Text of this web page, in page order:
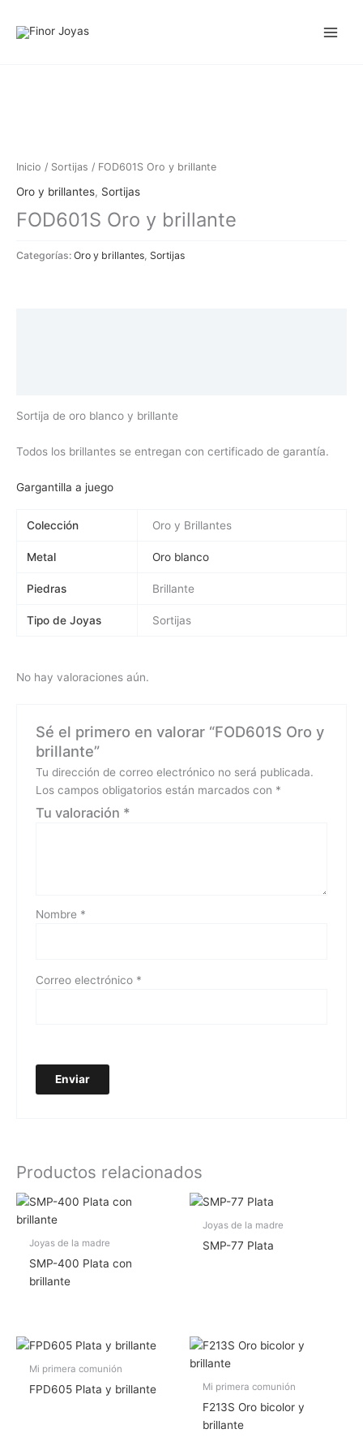
Inicio / Sortijas / FOD601S Oro y brillante
Oro y brillantes, Sortijas
FOD601S Oro y brillante
Categorías: Oro y brillantes Sortijas
Sortija de oro blanco y brillante
Todos los brillantes se entregan con certificado de garantía.
Gargantilla a juego
Colección Oro y Brillantes
Metal Oro blanco
Piedras Brillante
Tipo de Joyas Sortijas
No hay valoraciones aún.
Sé el primero en valorar “FOD601S Oro y
brillante”
Tu dirección de correo electrónico no será publicada.
Los campos obligatorios están marcados con *
Tu valoración *
Nombre *
Correo electrónico *
Productos relacionados
Joyas de la madre
SMP-400 Plata con
brillante
Joyas de la madre
SMP-77 Plata
Mi primera comunión
FPD605 Plata y brillante Mi primera comunión
F213S Oro bicolor y
brillante